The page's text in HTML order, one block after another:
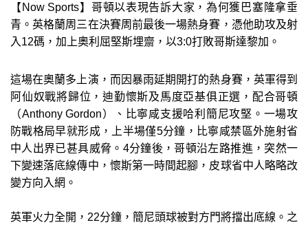
【Now Sports】哥頓以表現告訴大家，為何獲巴塞隆拿垂
青。英格蘭周三在決賽周前最後一場熱身賽，憑他助攻及射
入12碼，加上奧利屈堅斯埋齋，以3:0打敗哥斯達黎加。
這場在奧蘭多上演，而因暴雨延期開打的熱身賽，英軍得到
阿仙奴戰將歸位，迪勤懷斯及馬度亞基俱正選，配合哥頓
（Anthony Gordon）、比寧咸支援哈利簡尼攻堅。一場攻
防戰格局早就形成，上半場僅5分鐘，比寧咸禁區外施射省
中人出界已甚具威脅。4分鐘後，哥頓沿左路推進，突然一
下變速落底線傳中，懷斯第一時間起腳，皮球省中人略略改
變方向入網。
英軍火力全開，22分鐘，簡尼頭球被對方門將擋出底線。之